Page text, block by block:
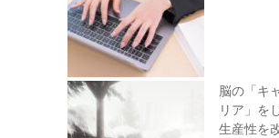
脳の「キ
リア」を
生産性を